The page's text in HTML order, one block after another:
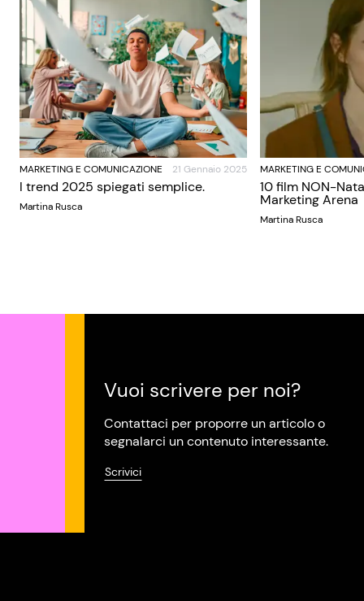
MARKETING E COMUNICAZIONE 21 Gennaio 2025
I trend 2025 spiegati semplice.
Martina Rusca
MARKETING E
10 film NON-
Marketing Arena
Martina Rusca
Vuoi scrivere per noi?
Contattaci per proporre un articolo o
segnalarci un contenuto interessante.
Scrivici